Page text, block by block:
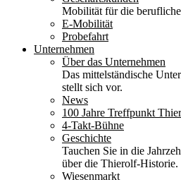
Mobilität für die
E-Mobilität
Probefahrt
Unternehmen
Über das Unternehmen
Das mittelständische
stellt sich vor.
News
100 Jahre Treffpunkt
4-Takt-Bühne
Geschichte
Tauchen Sie in die
über die Thierolf-Historie.
Wiesenmarkt